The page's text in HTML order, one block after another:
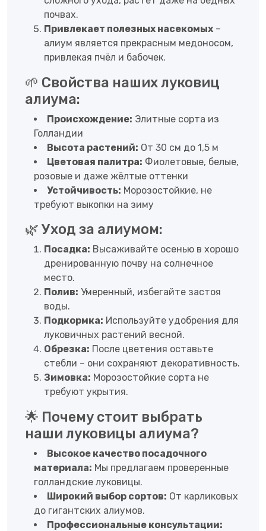
почвах.
Привлекает полезных насекомых –
алиум является прекрасным медоносом,
привлекая пчёл и бабочек.
🌱 Свойства наших луковиц
алиума:
Происхождение: Элитные сорта из
Голландии
Высота растений: От 30 см до 1,5 м
Цветовая палитра: Фиолетовые, белые,
розовые и даже жёлтые оттенки
Устойчивость: Морозостойкие, не
требуют выкопки на зиму
🌿 Уход за алиумом:
Посадка: Высаживайте осенью в хорошо
дренированную почву на солнечное
место.
Полив: Умеренный, избегайте застоя
воды.
Подкормка: Используйте удобрения для
луковичных растений весной.
Обрезка: После цветения оставьте
стебли – они сохраняют декоративность.
Зимовка: Морозостойкие сорта не
требуют укрытия.
🌟 Почему стоит выбрать
наши луковицы алиума?
Высокое качество посадочного
материала: Мы предлагаем проверенные
голландские луковицы.
Широкий выбор сортов: От карликовых
до гигантских алиумов.
Профессиональные консультации: